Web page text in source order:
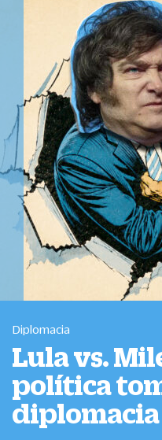
Diplomacia
Lula vs.
política
diplomacia